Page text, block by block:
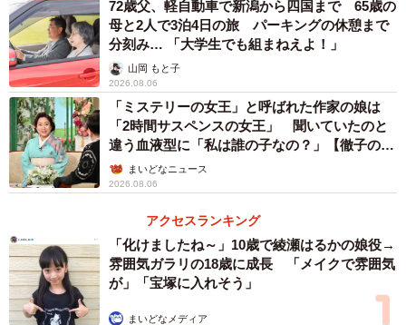
普段はまさかの“拒否柴”……！？（提供：＠shiba_mugistaさん）
72歳父、軽自動車で新潟から四国まで 65歳の
母と2人で3泊4日の旅 パーキングの休憩まで
分刻み… 「大学生でも組まねえよ！」
山岡 もと子
2026.08.06
「ミステリーの女王」と呼ばれた作家の娘は
「2時間サスペンスの女王」 聞いていたのと
違う血液型に「私は誰の子なの？」【徹子の部
屋】まいどなニュース
2026.08.06
アクセスランキング
「化けましたね～」10歳で綾瀬はるかの娘役→
雰囲気ガラリの18歳に成長 「メイクで雰囲気
が」「宝塚に入れそう」
まいどなメディア